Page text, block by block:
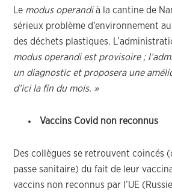
Le modus operandià la cantine de
sérieux problème d’environnement
des déchets plastiques.
modus operandi est provisoire ;
un diagnostic et proposera une
d’ici la fin du mois. »
Vaccins Covid non reconnus
Des collègues se retrouvent coincés
passe sanitaire) du fait de leur
vaccins non reconnus par l’UE